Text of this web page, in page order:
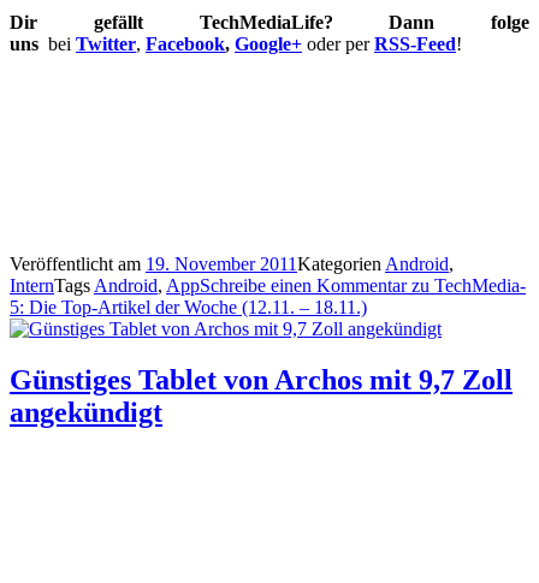
Dir gefällt TechMediaLife? Dann folge
uns bei Twitter, Facebook, Google+ oder perRSS-Feed!
Veröffentlicht am 19. November 2011KategorienAndroid,
InternTagsAndroid, AppSchreibe einen Kommentarzu TechMedia-
5: Die Top-Artikel der Woche (12.11. – 18.11.)
Günstiges Tablet von Archos mit 9,7 Zoll
angekündigt